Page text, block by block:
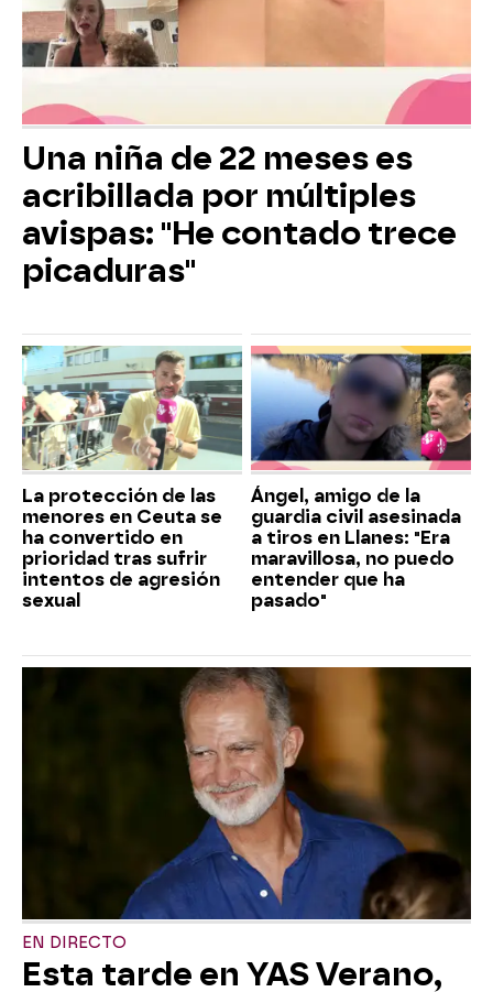
Una niña de 22 meses es
acribillada por múltiples
avispas: "He contado trece
picaduras"
La protección de las
menores en Ceuta se
ha convertido en
prioridad tras sufrir
intentos de agresión
sexual
Ángel, amigo de la
guardia civil asesinada
a tiros en Llanes: "Era
maravillosa, no puedo
entender que ha
pasado"
EN DIRECTO
Esta tarde en YAS Verano,